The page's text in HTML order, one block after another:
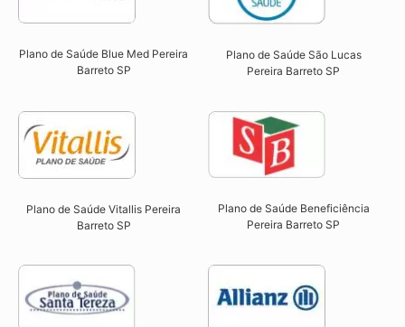
Plano de Saúde Blue Med Pereira
Barreto SP​
Plano de Saúde São Lucas
Pereira Barreto SP​
Plano de Saúde Vitallis Pereira
Barreto SP​
Plano de Saúde Beneficiência
Pereira Barreto SP​